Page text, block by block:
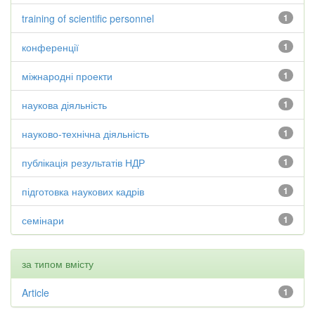
1
training of scientific personnel
1
конференції
1
міжнародні проекти
1
наукова діяльність
1
науково-технічна діяльність
1
публікація результатів НДР
1
підготовка наукових кадрів
1
семінари
за типом вмісту
1
Article